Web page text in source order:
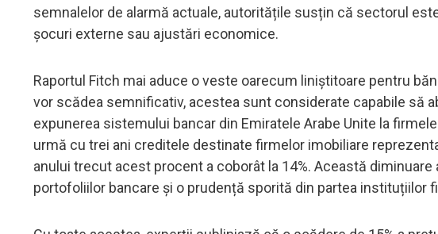
semnalelor de alarmă actuale, autoritățile susțin că sectorul
șocuri externe sau ajustări economice.
Raportul Fitch mai aduce o veste oarecum liniștitoare pentru
vor scădea semnificativ, acestea sunt considerate capabile să
expunerea sistemului bancar din Emiratele Arabe Unite la
urmă cu trei ani creditele destinate firmelor imobiliare
anului trecut acest procent a coborât la 14%. Această
portofoliilor bancare și o prudență sporită din partea instituțiilor